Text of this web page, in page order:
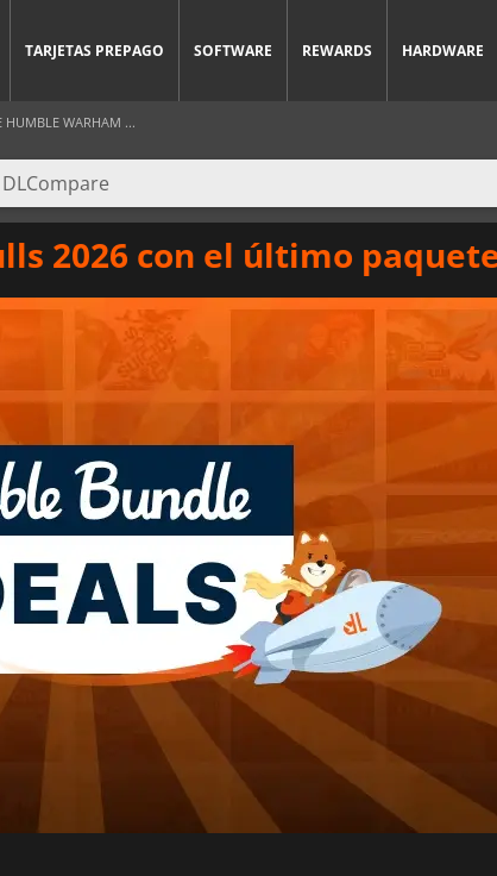
TARJETAS PREPAGO SOFTWARE REWARDS HARDWARE
HUMBLE WARHAM ...
2026 con el último